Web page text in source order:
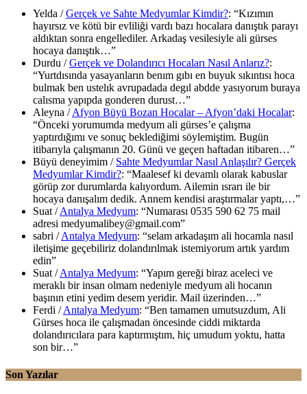
Yelda /Gerçek ve Sahte Medyumlar Kimdir?: “Kızımın
hayırsız ve kötü bir evliliği vardı bazı hocalara danıştık parayı
aldıktan sonra engellediler. Arkadaş vesilesiyle ali gürses
hocaya danıştık…”
Durdu /Gerçek ve Dolandırıcı Hocaları Nasıl Anlarız?:
“Yurtdısında yasayanların benım gıbı en buyuk sıkıntısı hoca
bulmak ben ustelık avrupadada degıl abdde yasıyorum buraya
calısma yapıpda gonderen durust…”
Aleyna /Afyon Büyü Bozan Hocalar – Afyon’daki Hocalar:
“Önceki yorumumda medyum ali gürses’e çalışma
yaptırdığımı ve sonuç beklediğimi söylemiştim. Bugün
itibarıyla çalışmanın 20. Günü ve geçen haftadan itibaren…”
Büyü deneyimim / Sahte Medyumlar Nasıl Anlaşılır? Gerçek
Medyumlar Kimdir?: “Maalesef ki devamlı olarak kabuslar
görüp zor durumlarda kalıyordum. Ailemin ısrarı ile bir
hocaya danışalım dedik. Annem kendisi araştırmalar yaptı,…”
Suat /Antalya Medyum: “Numarası 0535 590 62 75 mail
adresi medyumalibey@gmail.com”
sabri /Antalya Medyum: “selam arkadaşım ali hocamla nasıl
iletişime geçebiliriz dolandırılmak istemiyorum artık yardım
edin”
Suat /Antalya Medyum: “Yapım gereği biraz aceleci ve
meraklı bir insan olmam nedeniyle medyum ali hocanın
başının etini yedim desem yeridir. Mail üzerinden…”
Ferdi /Antalya Medyum: “Ben tamamen umutsuzdum, Ali
Gürses hoca ile çalışmadan öncesinde ciddi miktarda
dolandırıcılara para kaptırmıştım, hiç umudum yoktu, hatta
son bir…”
Son Yazılar